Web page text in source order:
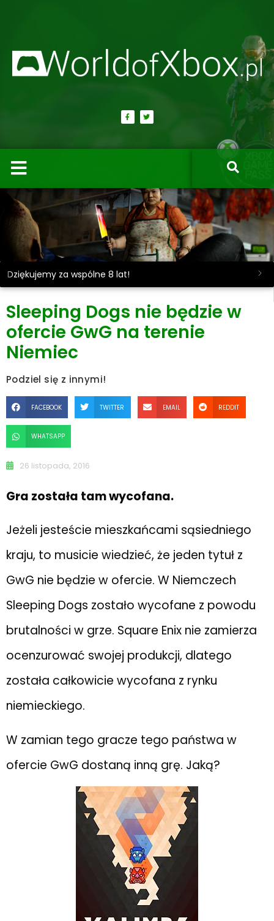
Dziękujemy za wspólne 8 lat!
Sleeping Dogs nie będzie w
ofercie GwG na terenie
Niemiec
Podziel się z innymi!
FACEBOOK TWITTER EMAIL REDDIT
WHATSAPP
26 listopada, 2016
Gra została tam wycofana.
Jeżeli jesteście mieszkańcami sąsiedniego
kraju, to musicie wiedzieć, że jeden tytuł z
GwG nie będzie w ofercie. W Niemczech
Sleeping Dogs zostało wycofane z powodu
brutalności w grze. Square Enix nie zamierza
ocenzurować swojej produkcji, dlatego
została całkowicie wycofana z rynku
niemieckiego.
W zamian tego gracze tego państwa w
ofercie GwG dostaną inną grę. Jaką?